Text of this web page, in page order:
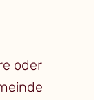
oder